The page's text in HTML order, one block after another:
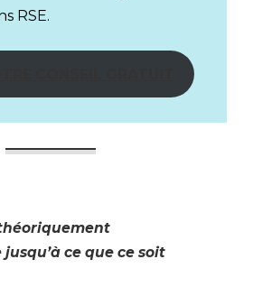
RSE.
ce que ce soit